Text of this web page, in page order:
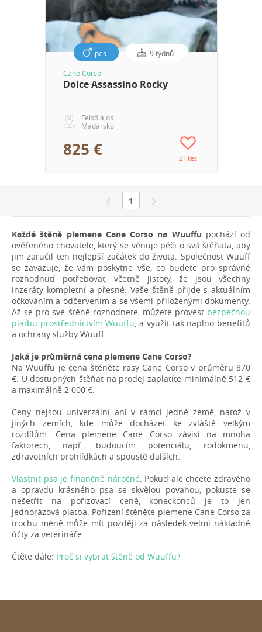
pes 9 týdnů
Cane Corso
Dolce Assassino Rocky
Felsőlajos
Maďarsko
825 € 2 likes
1
Každé štěně plemene Cane Corso na Wuuffu pochází od
ověřeného chovatele, který se věnuje péči o svá štěňata, aby
jim zaručil ten nejlepší začátek do života. Společnost Wuuff
se zavazuje, že vám poskytne vše, co budete pro správné
rozhodnutí potřebovat, včetně jistoty, že jsou všechny
inzeráty kompletní a přesné. Vaše štěně přijde s aktuálním
očkováním a odčervením a se všemi přiloženými dokumenty.
Až se pro své štěně rozhodnete, můžete provést bezpečnou
platbu prostřednictvím Wuuffu, a využít tak naplno benefitů
a ochrany služby Wuuff.
Jaká je průměrná cena plemene Cane Corso?
Na Wuuffu je cena štěněte rasy Cane Corso v průměru 870
€. U dostupných štěňat na prodej zaplatíte minimálně 512 €
a maximálně 2 000 €.
Ceny nejsou univerzální ani v rámci jedné země, natož v
jiných zemích, kde může docházet ke zvláště velkým
rozdílům. Cena plemene Cane Corso závisí na mnoha
faktorech, např. budoucím potenciálu, rodokmenu,
zdravotních prohlídkách a spoustě dalších.
Vlastnit psa je finančně náročné. Pokud ale chcete zdravého
a opravdu krásného psa se skvělou povahou, pokuste se
nešetřit na pořizovací ceně, koneckonců je to jen
jednorázová platba. Pořízení štěněte plemene Cane Corso za
trochu méně může mít později za následek velmi nákladné
účty za veterináře.
Čtěte dále: Proč si vybrat štěně od Wuuffu?